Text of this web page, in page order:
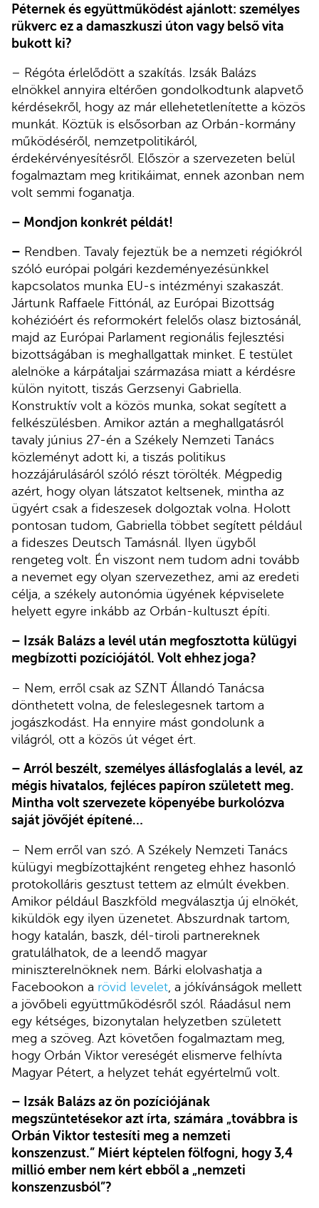
Péternek és együttműködést ajánlott: személyes
rükverc ez a damaszkuszi úton vagy belső vita
bukott ki?
– Régóta érlelődött a szakítás. Izsák Balázs
elnökkel annyira eltérően gondolkodtunk alapvető
kérdésekről, hogy az már ellehetetlenítette a közös
munkát. Köztük is elsősorban az Orbán-kormány
működéséről, nemzetpolitikáról,
érdekérvényesítésről. Először a szervezeten belül
fogalmaztam meg kritikáimat, ennek azonban nem
volt semmi foganatja.
– Mondjon konkrét példát!
– Rendben. Tavaly fejeztük be a nemzeti régiókról
szóló európai polgári kezdeményezésünkkel
kapcsolatos munka EU-s intézményi szakaszát.
Jártunk Raffaele Fittónál, az Európai Bizottság
kohézióért és reformokért felelős olasz biztosánál,
majd az Európai Parlament regionális fejlesztési
bizottságában is meghallgattak minket. E testület
alelnöke a kárpátaljai származása miatt a kérdésre
külön nyitott, tiszás Gerzsenyi Gabriella.
Konstruktív volt a közös munka, sokat segített a
felkészülésben. Amikor aztán a meghallgatásról
tavaly június 27-én a Székely Nemzeti Tanács
közleményt adott ki, a tiszás politikus
hozzájárulásáról szóló részt törölték. Mégpedig
azért, hogy olyan látszatot keltsenek, mintha az
ügyért csak a fideszesek dolgoztak volna. Holott
pontosan tudom, Gabriella többet segített például
a fideszes Deutsch Tamásnál. Ilyen ügyből
rengeteg volt. Én viszont nem tudom adni tovább
a nevemet egy olyan szervezethez, ami az eredeti
célja, a székely autonómia ügyének képviselete
helyett egyre inkább az Orbán-kultuszt építi.
– Izsák Balázs a levél után megfosztotta külügyi
megbízotti pozíciójától. Volt ehhez joga?
– Nem, erről csak az SZNT Állandó Tanácsa
dönthetett volna, de feleslegesnek tartom a
jogászkodást. Ha ennyire mást gondolunk a
világról, ott a közös út véget ért.
– Arról beszélt, személyes állásfoglalás a levél, az
mégis hivatalos, fejléces papíron született meg.
Mintha volt szervezete köpenyébe burkolózva
saját jövőjét építené…
– Nem erről van szó. A Székely Nemzeti Tanács
külügyi megbízottajként rengeteg ehhez hasonló
protokolláris gesztust tettem az elmúlt években.
Amikor például Baszkföld megválasztja új elnökét,
kiküldök egy ilyen üzenetet. Abszurdnak tartom,
hogy katalán, baszk, dél-tiroli partnereknek
gratulálhatok, de a leendő magyar
miniszterelnöknek nem. Bárki elolvashatja a
Facebookon a rövid levelet , a jókívánságok mellett
a jövőbeli együttműködésről szól. Ráadásul nem
egy kétséges, bizonytalan helyzetben született
meg a szöveg. Azt követően fogalmaztam meg,
hogy Orbán Viktor vereségét elismerve felhívta
Magyar Pétert, a helyzet tehát egyértelmű volt.
– Izsák Balázs az ön pozíciójának
megszüntetésekor azt írta, számára „továbbra is
Orbán Viktor testesíti meg a nemzeti
konszenzust.” Miért képtelen fölfogni, hogy 3,4
millió ember nem kért ebből a „nemzeti
konszenzusból”?